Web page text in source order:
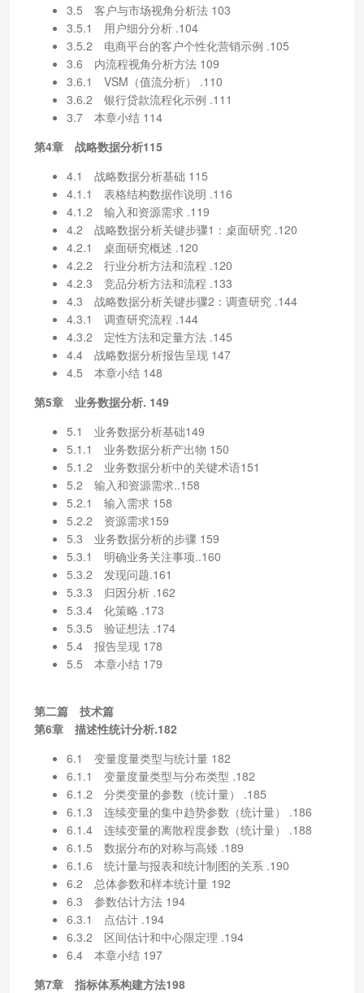
3.5 客户与市场视角分析法 103
3.5.1 用户细分分析 .104
3.5.2 电商平台的客户个性化营销示例 .105
3.6 内流程视角分析方法 109
3.6.1 VSM（值流分析） .110
3.6.2 银行贷款流程化示例 .111
3.7 本章小结 114
第4章 战略数据分析115
4.1 战略数据分析基础 115
4.1.1 表格结构数据作说明 .116
4.1.2 输入和资源需求 .119
4.2 战略数据分析关键步骤1：桌面研究 .120
4.2.1 桌面研究概述 .120
4.2.2 行业分析方法和流程 .120
4.2.3 竞品分析方法和流程 .133
4.3 战略数据分析关键步骤2：调查研究 .144
4.3.1 调查研究流程 .144
4.3.2 定性方法和定量方法 .145
4.4 战略数据分析报告呈现 147
4.5 本章小结 148
第5章 业务数据分析. 149
5.1 业务数据分析基础149
5.1.1 业务数据分析产出物 150
5.1.2 业务数据分析中的关键术语151
5.2 输入和资源需求..158
5.2.1 输入需求 158
5.2.2 资源需求159
5.3 业务数据分析的步骤 159
5.3.1 明确业务关注事项..160
5.3.2 发现问题.161
5.3.3 归因分析 .162
5.3.4 化策略 .173
5.3.5 验证想法 .174
5.4 报告呈现 178
5.5 本章小结 179
第二篇 技术篇
第6章 描述性统计分析.182
6.1 变量度量类型与统计量 182
6.1.1 变量度量类型与分布类型 .182
6.1.2 分类变量的参数（统计量） .185
6.1.3 连续变量的集中趋势参数（统计量） .186
6.1.4 连续变量的离散程度参数（统计量） .188
6.1.5 数据分布的对称与高矮 .189
6.1.6 统计量与报表和统计制图的关系 .190
6.2 总体参数和样本统计量 192
6.3 参数估计方法 194
6.3.1 点估计 .194
6.3.2 区间估计和中心限定理 .194
6.4 本章小结 197
第7章 指标体系构建方法198